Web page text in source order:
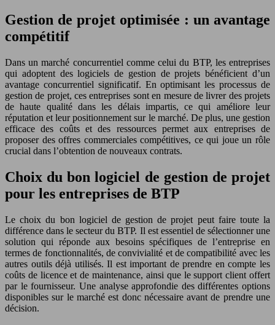
Gestion de projet optimisée : un avantage
compétitif
Dans un marché concurrentiel comme celui du BTP, les entreprises
qui adoptent des logiciels de gestion de projets bénéficient d’un
avantage concurrentiel significatif. En optimisant les processus de
gestion de projet, ces entreprises sont en mesure de livrer des projets
de haute qualité dans les délais impartis, ce qui améliore leur
réputation et leur positionnement sur le marché. De plus, une gestion
efficace des coûts et des ressources permet aux entreprises de
proposer des offres commerciales compétitives, ce qui joue un rôle
crucial dans l’obtention de nouveaux contrats.
Choix du bon logiciel de gestion de projet
pour les entreprises de BTP
Le choix du bon logiciel de gestion de projet peut faire toute la
différence dans le secteur du BTP. Il est essentiel de sélectionner une
solution qui réponde aux besoins spécifiques de l’entreprise en
termes de fonctionnalités, de convivialité et de compatibilité avec les
autres outils déjà utilisés. Il est important de prendre en compte les
coûts de licence et de maintenance, ainsi que le support client offert
par le fournisseur. Une analyse approfondie des différentes options
disponibles sur le marché est donc nécessaire avant de prendre une
décision.